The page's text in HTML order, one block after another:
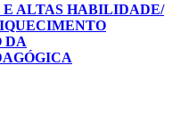
ALTAS HABILIDADE/
DA